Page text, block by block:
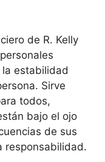
de R. Kelly
estabilidad
Sirve
todos,
bajo el ojo
de sus
responsabilidad.